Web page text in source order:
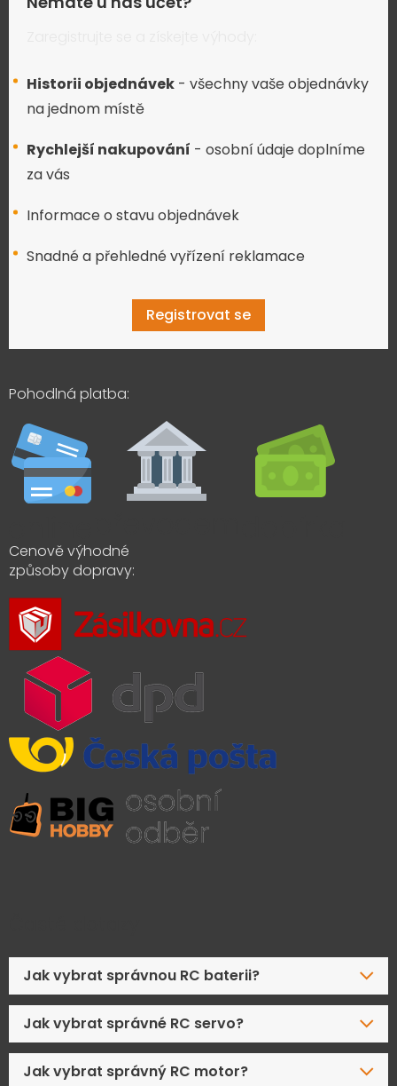
Historii objednávek - všechny vaše objednávky
na jednom místě
Rychlejší nakupování - osobní údaje doplníme
za vás
Informace o stavu objednávek
Snadné a přehledné vyřízení reklamace
Registrovat se
Pohodlná platba:
Cenově výhodné
způsoby dopravy:
Jak vybrat správnou RC baterii?
Jak vybrat správné RC servo?
Jak vybrat správný RC motor?